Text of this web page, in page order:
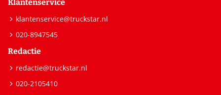
Klantenservice
klantenservice@truckstar.nl
020-8947545
Redactie
redactie@truckstar.nl
020-2105410